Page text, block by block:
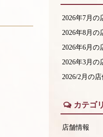
2026年7月の
2026年8月の
2026年6月の
2026年3月の
2026/2月の
カテゴ
店舗情報